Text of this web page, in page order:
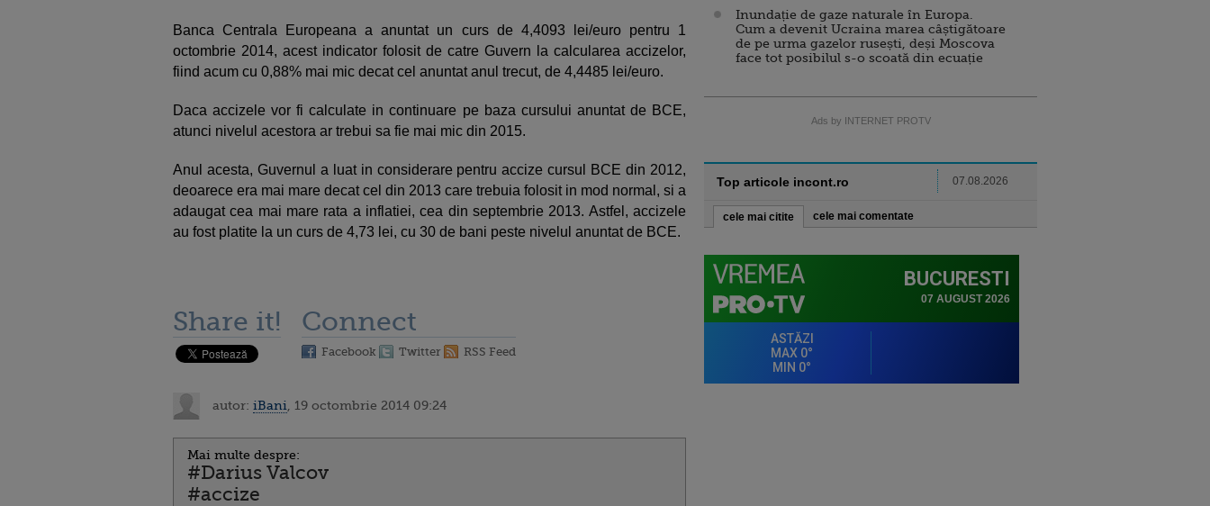
Banca Centrala Europeana a anuntat un curs de 4,4093 lei/euro pentru 1
octombrie 2014, acest indicator folosit de catre Guvern la calcularea accizelor,
fiind acum cu 0,88% mai mic decat cel anuntat anul trecut, de 4,4485 lei/euro.
Daca accizele vor fi calculate in continuare pe baza cursului anuntat de BCE,
atunci nivelul acestora ar trebui sa fie mai mic din 2015.
Anul acesta, Guvernul a luat in considerare pentru accize cursul BCE din 2012,
deoarece era mai mare decat cel din 2013 care trebuia folosit in mod normal, si a
adaugat cea mai mare rata a inflatiei, cea din septembrie 2013. Astfel, accizele
au fost platite la un curs de 4,73 lei, cu 30 de bani peste nivelul anuntat de BCE.
Share it! Connect
Facebook Twitter RSS Feed
autor: iBani , 19 octombrie 2014 09:24
Mai multe despre:
#Darius Valcov
#accize
Inundație de gaze naturale în Europa.
Cum a devenit Ucraina marea câștigătoare
de pe urma gazelor rusești, deși Moscova
face tot posibilul s-o scoată din ecuație
Ads by INTERNET PROTV
Top articole incont.ro 07.08.2026
cele mai citite cele mai comentate